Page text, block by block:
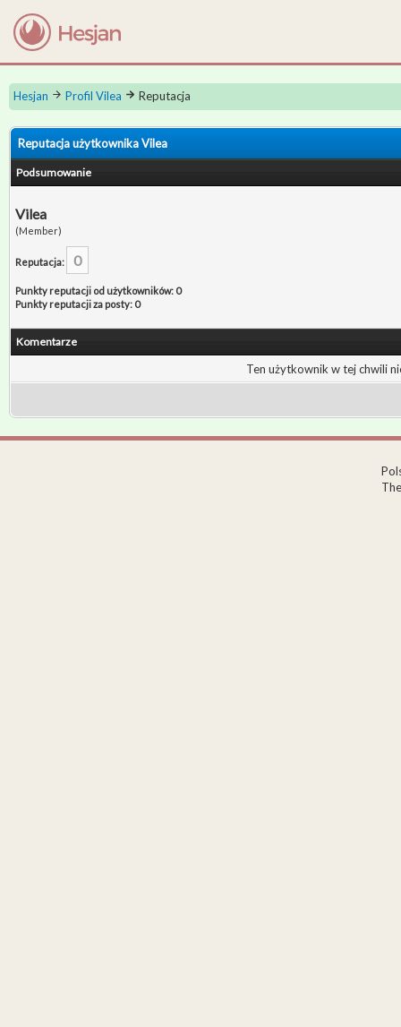
Hesjan Profil Vilea Reputacja
Reputacja użytkownika Vilea
Podsumowanie
Vilea
(Member)
Reputacja: 0
Punkty reputacji od użytkowników: 0
Punkty reputacji za posty: 0
Komentarze
Ten użytkownik w tej chwili